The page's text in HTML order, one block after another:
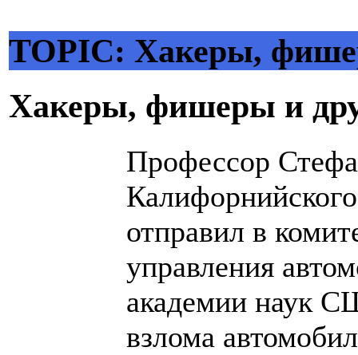
TOPIC: Хакеры,
Хакеры, фишеры и
Профессор
отправил в
управления
академии наук
взлома